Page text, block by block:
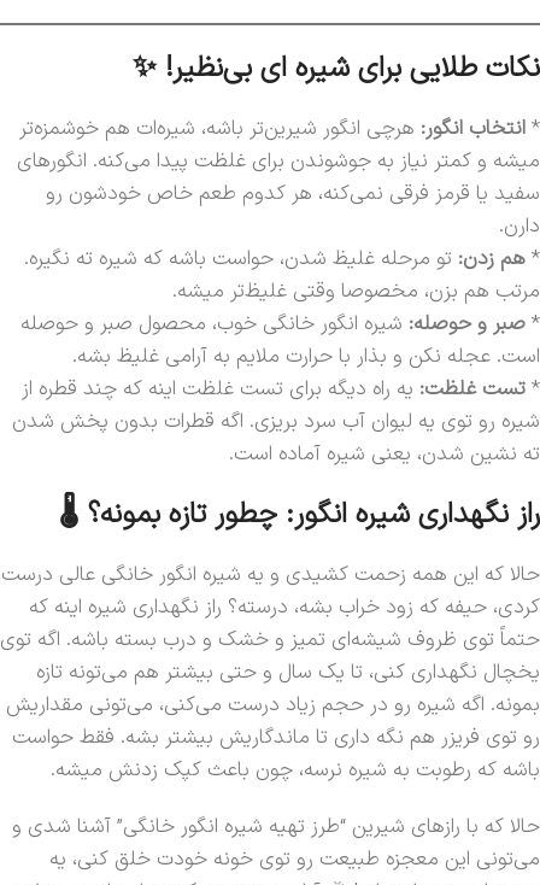
نکات طلایی برای شیره ای بی‌نظیر! ✨
*انتخاب انگور: هرچی انگور شیرین‌تر باشه، شیره‌ات هم خوشمزه‌تر
میشه و کمتر نیاز به جوشوندن برای غلظت پیدا می‌کنه. انگورهای
سفید یا قرمز فرقی نمی‌کنه، هر کدوم طعم خاص خودشون رو
دارن.
*هم زدن: تو مرحله غلیظ شدن، حواست باشه که شیره ته نگیره.
مرتب هم بزن، مخصوصا وقتی غلیظ‌تر میشه.
*صبر و حوصله: شیره انگور خانگی خوب، محصول صبر و حوصله
است. عجله نکن و بذار با حرارت ملایم به آرامی غلیظ بشه.
*تست غلظت: یه راه دیگه برای تست غلظت اینه که چند قطره از
شیره رو توی یه لیوان آب سرد بریزی. اگه قطرات بدون پخش شدن
ته نشین شدن، یعنی شیره آماده است.
راز نگهداری شیره انگور: چطور تازه بمونه؟ 🌡️
حالا که این همه زحمت کشیدی و یه شیره انگور خانگی عالی درست
کردی، حیفه که زود خراب بشه، درسته؟ راز نگهداری شیره اینه که
حتماً توی ظروف شیشه‌ای تمیز و خشک و درب بسته باشه. اگه توی
یخچال نگهداری کنی، تا یک سال و حتی بیشتر هم می‌تونه تازه
بمونه. اگه شیره رو در حجم زیاد درست می‌کنی، می‌تونی مقداریش
رو توی فریزر هم نگه داری تا ماندگاریش بیشتر بشه. فقط حواست
باشه که رطوبت به شیره نرسه، چون باعث کپک زدنش میشه.
حالا که با رازهای شیرین “طرز تهیه شیره انگور خانگی” آشنا شدی و
می‌تونی این معجزه طبیعت رو توی خونه خودت خلق کنی، یه